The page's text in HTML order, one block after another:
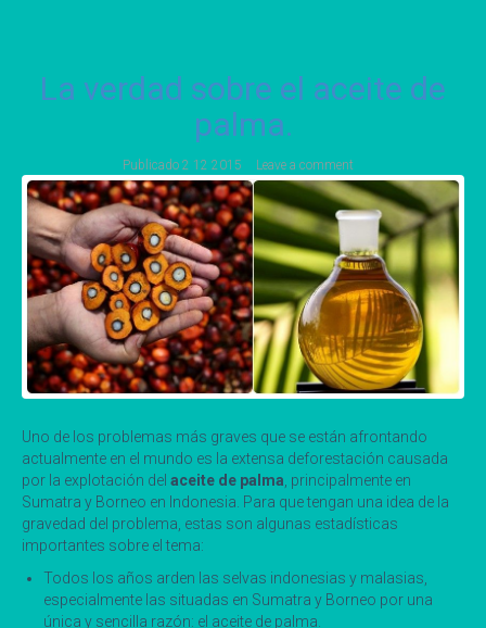
La verdad sobre el aceite de
palma.
Publicado 2 12 2015 Leave a comment
Uno de los problemas más graves que se están afrontando
actualmente en el mundo es la extensa deforestación causada
por la explotación del aceite de palma , principalmente en
Sumatra y Borneo en Indonesia. Para que tengan una idea de la
gravedad del problema, estas son algunas estadísticas
importantes sobre el tema:
Todos los años arden las selvas indonesias y malasias,
especialmente las situadas en Sumatra y Borneo por una
única y sencilla razón: el aceite de palma.